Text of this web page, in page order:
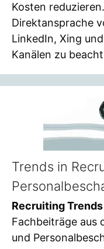
Kosten
Direktansprache
LinkedIn, Xing
Kanälen zu
Trends in
Recruiting Trends
Fachbeiträge aus
und